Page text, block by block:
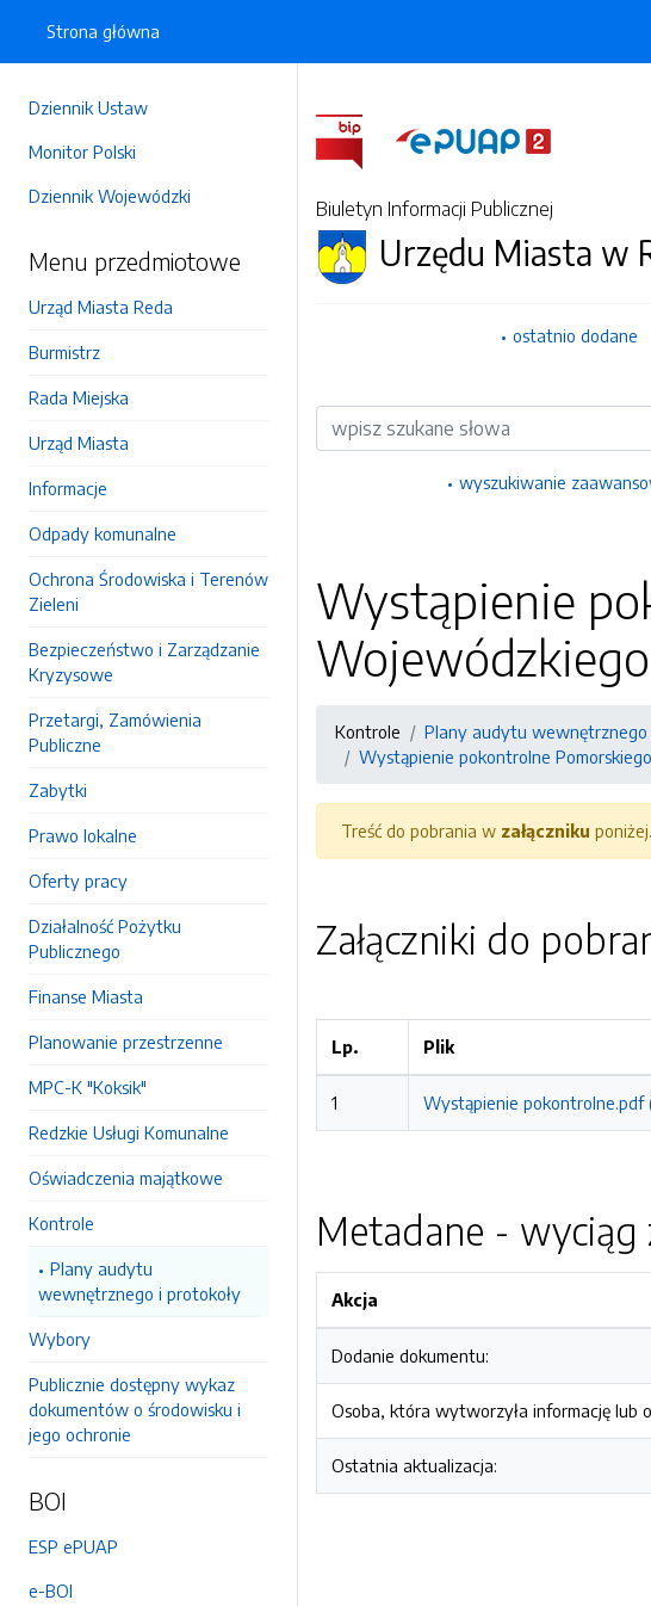
Dziennik Ustaw
Monitor Polski
Dziennik Wojewódzki
Menu przedmiotowe
Urząd Miasta Reda
Burmistrz
Rada Miejska
Urząd Miasta
Informacje
Odpady komunalne
Ochrona Środowiska i Terenów
Zieleni
Bezpieczeństwo i Zarządzanie
Kryzysowe
Przetargi, Zamówienia
Publiczne
Zabytki
Prawo lokalne
Oferty pracy
Działalność Pożytku
Publicznego
Finanse Miasta
Planowanie przestrzenne
MPC-K "Koksik"
Redzkie Usługi Komunalne
Oświadczenia majątkowe
Kontrole
Plany audytu
wewnętrznego i protokoły
Wybory
Publicznie dostępny wykaz
dokumentów o środowisku i
jego ochronie
BOI
ESP ePUAP
e-BOI
Strona główna
Biuletyn Informacji Publicznej
Urzędu Miasta w
ostatnio dodane
Wyszukiwarka
wyszukiwanie
Wystąpienie
Kontrole Plany audytu wewnętrznego
Wystąpienie pokontrolne
Treść do pobrania w załączniku poniżej.
Załączniki do
Lp. Plik
1 Wystąpienie pokontrolne.pdf
Metadane - wyciąg
Akcja
Dodanie dokumentu:
Osoba, która wytworzyła informację lub
Ostatnia aktualizacja: